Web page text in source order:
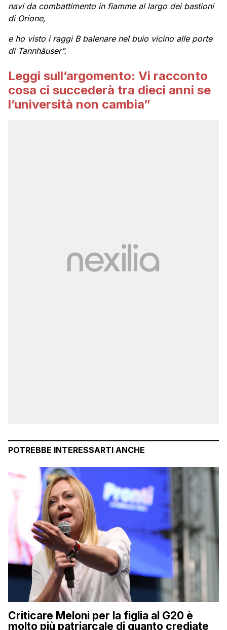
navi da combattimento in fiamme al largo dei bastioni
di Orione,
e ho visto i raggi B balenare nel buio vicino alle porte
di Tannhäuser”.
Leggi sull’argomento: Vi racconto
cosa ci succederà tra dieci anni se
l’università non cambia”
POTREBBE INTERESSARTI ANCHE
Criticare Meloni per la figlia al G20 è
molto più patriarcale di quanto crediate